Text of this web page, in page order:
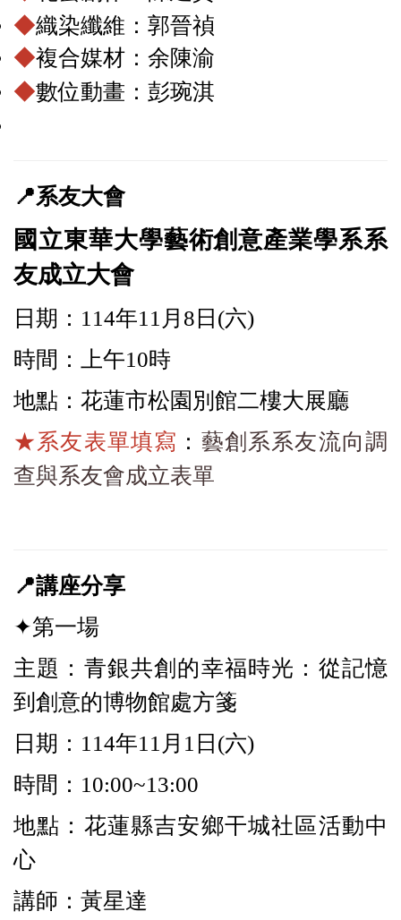
◆織染纖維：郭晉禎
◆複合媒材：余陳渝
◆數位動畫：彭琬淇
📍系友大會
國立東華大學藝術創意產業學系系
友成立大會
日期：114年11月8日(六)
時間：上午10時
地點：花蓮市松園別館二樓大展廳
★系友表單填寫 ： 藝創系系友流向調
查與系友會成立表單
📍講座分享
✦第一場
主題：青銀共創的幸福時光：從記憶
到創意的博物館處方箋
日期：114年11月1日(六)
時間：10:00~13:00
地點：花蓮縣吉安鄉干城社區活動中
心
講師：黃星達